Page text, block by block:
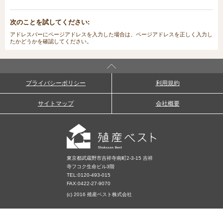
次のことを試してください:
アドレスバーにページアドレスを入力した場合は、ページアドレスを正しく入力し
たかどうかを確認してください。
プライバシーポリシー 利用規約
サイトマップ 会社概要
東京都武蔵野市吉祥寺南町2-3-15 吉祥
寺フコク生命ビル3階
TEL:0120-493-015
FAX:0422-27-9070
(c) 2016 殖産ベスト株式会社